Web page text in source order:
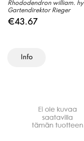
Rhododendron william.
Gartendirektor Rieger
€43.67
Info